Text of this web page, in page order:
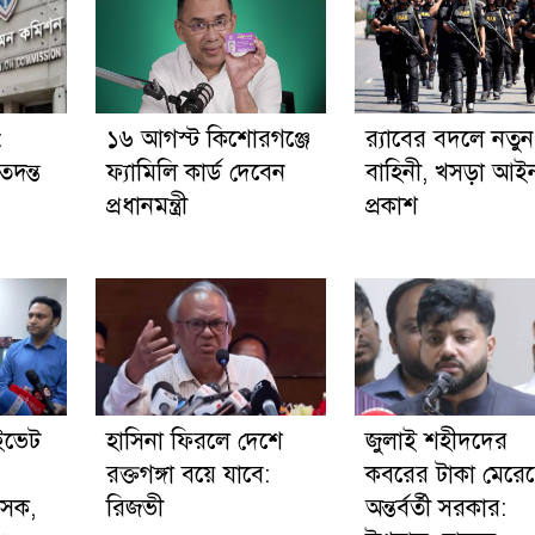
১৬ আগস্ট কিশোরগঞ্জে
ফ্যামিলি কার্ড দেবেন
প্রধানমন্ত্রী
র‍্যাবের বদলে নতুন
বাহিনী, খসড়া
প্রকাশ
হাসিনা ফিরলে দেশে
রক্তগঙ্গা বয়ে যাবে:
রিজভী
জুলাই শহীদদের
কবরের টাকা
অন্তর্বর্তী সরকার: